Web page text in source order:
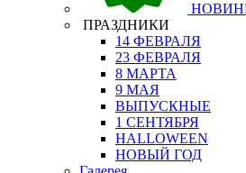
ПРАЗДНИКИ
14 ФЕВРАЛЯ
23 ФЕВРАЛЯ
8 МАРТА
9 МАЯ
ВЫПУСКНЫЕ
1 СЕНТЯБРЯ
HALLOWEEN
НОВЫЙ ГОД